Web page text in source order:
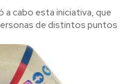
a cabo esta iniciativa, que
de distintos puntos